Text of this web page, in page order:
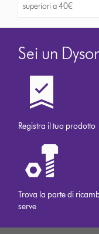
superiori a 40€
Sei un
Registra il tuo prodotto
Trova la parte di
serve